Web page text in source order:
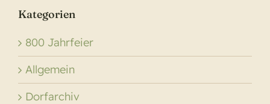
Kategorien
800 Jahrfeier
Allgemein
Dorfarchiv